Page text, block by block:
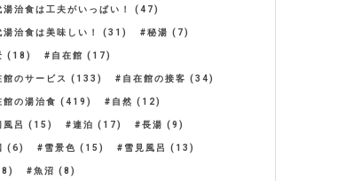
湯治食は工夫がいっぱい！ (47)
湯治食は美味しい！ (31) 秘湯 (7)
(18) 自在館 (17)
館のサービス (133) 自在館の接客 (34)
館の湯治食 (419) 自然 (12)
風呂 (15) 連泊 (17) 長湯 (9)
(6) 雪景色 (15) 雪見風呂 (13)
魚沼 (8)